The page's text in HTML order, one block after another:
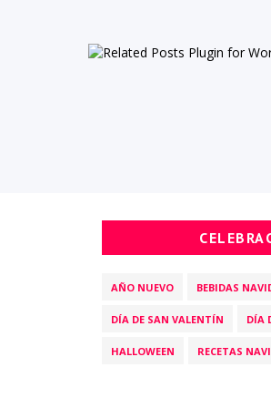
AÑO NUEVO BEBIDAS
DÍA DE SAN VALENTÍN DÍA
HALLOWEEN RECETAS